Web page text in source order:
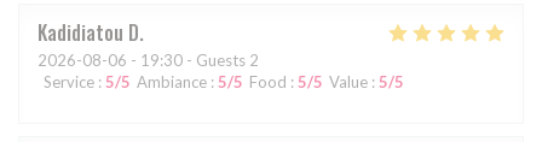
Kadidiatou D
2026-08-06 - 19:30 - Guests 2
Service : 5/5 Ambiance : 5/5 Food : 5/5 Value : 5/5